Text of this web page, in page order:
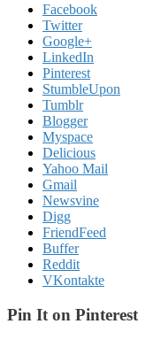
Facebook
Twitter
Google+
LinkedIn
Pinterest
StumbleUpon
Tumblr
Blogger
Myspace
Delicious
Yahoo Mail
Gmail
Newsvine
Digg
FriendFeed
Buffer
Reddit
VKontakte
Pin It on Pinterest